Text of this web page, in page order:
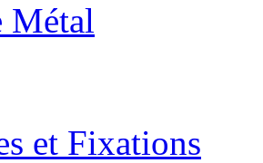
Métal
et Fixations